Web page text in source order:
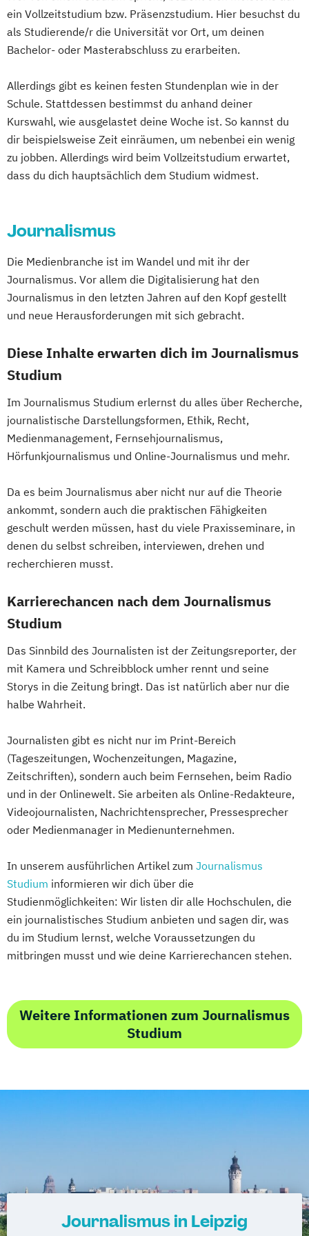
ein Vollzeitstudium bzw. Präsenzstudium. Hier besuchst du
als Studierende/r die Universität vor Ort, um deinen
Bachelor- oder Masterabschluss zu erarbeiten.
Allerdings gibt es keinen festen Stundenplan wie in der
Schule. Stattdessen bestimmst du anhand deiner
Kurswahl, wie ausgelastet deine Woche ist. So kannst du
dir beispielsweise Zeit einräumen, um nebenbei ein wenig
zu jobben. Allerdings wird beim Vollzeitstudium erwartet,
dass du dich hauptsächlich dem Studium widmest.
Journalismus
Die Medienbranche ist im Wandel und mit ihr der
Journalismus. Vor allem die Digitalisierung hat den
Journalismus in den letzten Jahren auf den Kopf gestellt
und neue Herausforderungen mit sich gebracht.
Diese Inhalte erwarten dich im Journalismus
Studium
Im Journalismus Studium erlernst du alles über Recherche,
journalistische Darstellungsformen, Ethik, Recht,
Medienmanagement, Fernsehjournalismus,
Hörfunkjournalismus und Online-Journalismus und mehr.
Da es beim Journalismus aber nicht nur auf die Theorie
ankommt, sondern auch die praktischen Fähigkeiten
geschult werden müssen, hast du viele Praxisseminare, in
denen du selbst schreiben, interviewen, drehen und
recherchieren musst.
Karrierechancen nach dem Journalismus
Studium
Das Sinnbild des Journalisten ist der Zeitungsreporter, der
mit Kamera und Schreibblock umher rennt und seine
Storys in die Zeitung bringt. Das ist natürlich aber nur die
halbe Wahrheit.
Journalisten gibt es nicht nur im Print-Bereich
(Tageszeitungen, Wochenzeitungen, Magazine,
Zeitschriften), sondern auch beim Fernsehen, beim Radio
und in der Onlinewelt. Sie arbeiten als Online-Redakteure,
Videojournalisten, Nachrichtensprecher, Pressesprecher
oder Medienmanager in Medienunternehmen.
In unserem ausführlichen Artikel zum Journalismus
Studium informieren wir dich über die
Studienmöglichkeiten: Wir listen dir alle Hochschulen, die
ein journalistisches Studium anbieten und sagen dir, was
du im Studium lernst, welche Voraussetzungen du
mitbringen musst und wie deine Karrierechancen stehen.
Weitere Informationen zum Journalismus
Studium
Journalismus in Leipzig